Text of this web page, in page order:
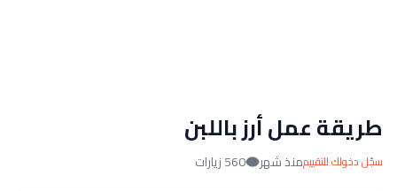
طريقة عمل أرز باللبن
سجّل دخولك للتقييممنذ شهر 560 زيارات